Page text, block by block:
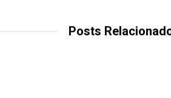
Posts